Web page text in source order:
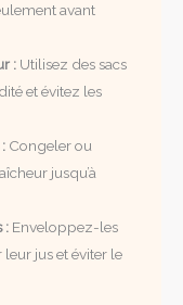
avant
:Utilisez des sacs
et évitez les
Congeler ou
jusqu’à
:Enveloppez-les
jus et éviter le